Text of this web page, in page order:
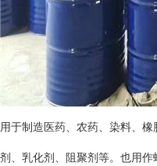
用于制造医药、农药、染料、
剂、乳化剂、阻聚剂等。也用